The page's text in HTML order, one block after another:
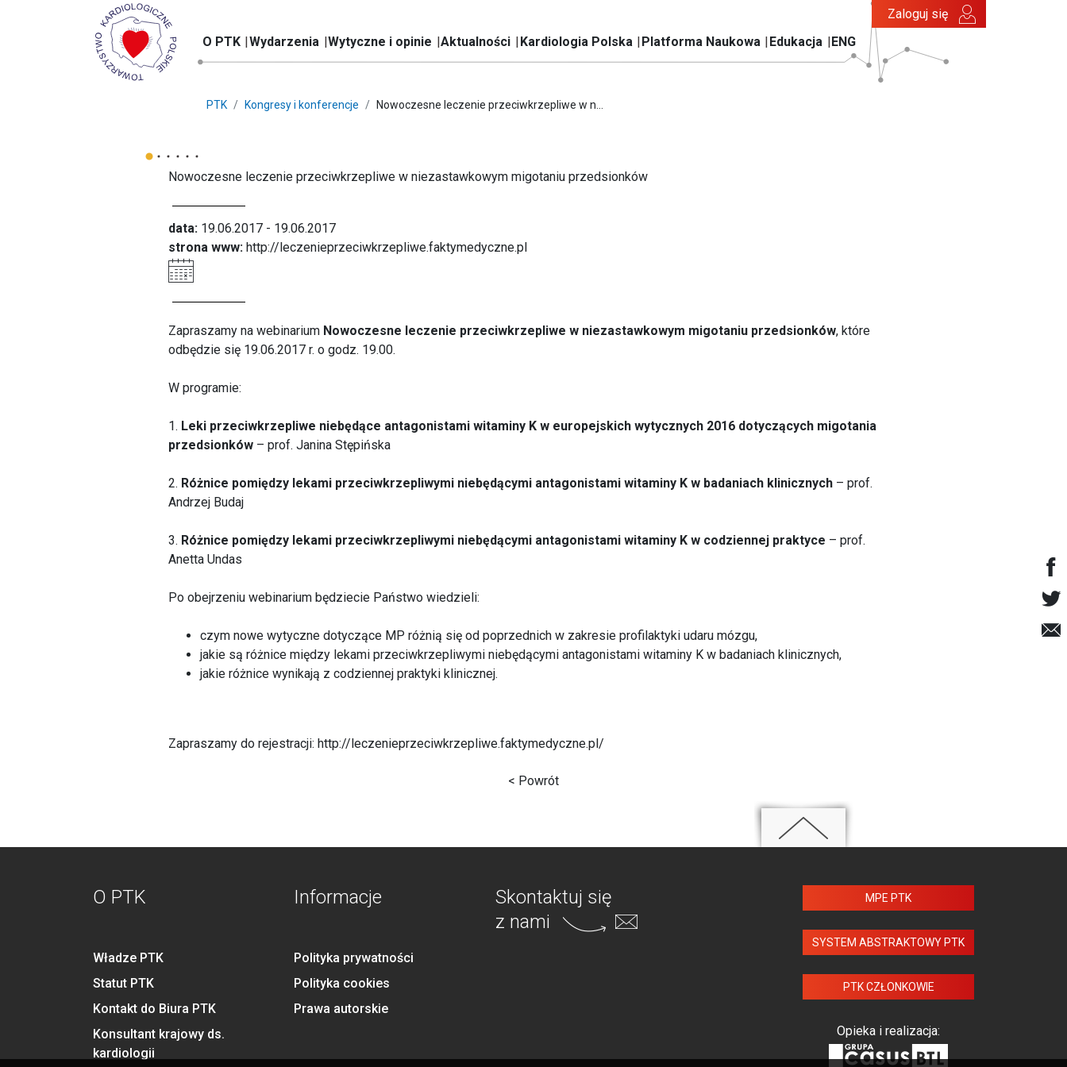
O PTK Wydarzenia Wytyczne i opinie Aktualności Kardiologia Polska Platforma Naukowa Edukacja ENG
Zaloguj się
PTK Kongresy i konferencje Nowoczesne leczenie przeciwkrzepliwe w n...
Nowoczesne leczenie przeciwkrzepliwe w niezastawkowym migotaniu przedsionków
data: 19.06.2017 - 19.06.2017
strona www: http://leczenieprzeciwkrzepliwe.faktymedyczne.pl
Zapraszamy na webinarium Nowoczesne leczenie przeciwkrzepliwe w niezastawkowym migotaniu przedsionków, które
odbędzie się 19.06.2017 r. o godz. 19.00.
W programie:
1. Leki przeciwkrzepliwe niebędące antagonistami witaminy K w europejskich wytycznych 2016 dotyczących migotania
przedsionków – prof. Janina Stępińska
2. Różnice pomiędzy lekami przeciwkrzepliwymi niebędącymi antagonistami witaminy K w badaniach klinicznych – prof.
Andrzej Budaj
3. Różnice pomiędzy lekami przeciwkrzepliwymi niebędącymi antagonistami witaminy K w codziennej praktyce – prof.
Anetta Undas
Po obejrzeniu webinarium będziecie Państwo wiedzieli:
czym nowe wytyczne dotyczące MP różnią się od poprzednich w zakresie profilaktyki udaru mózgu,
jakie są różnice między lekami przeciwkrzepliwymi niebędącymi antagonistami witaminy K w badaniach klinicznych,
jakie różnice wynikają z codziennej praktyki klinicznej.
Zapraszamy do rejestracji: http://leczenieprzeciwkrzepliwe.faktymedyczne.pl/
< Powrót
O PTK
Władze PTK
Statut PTK
Kontakt do Biura PTK
Konsultant krajowy ds.
kardiologii
Informacje
Polityka prywatności
Polityka cookies
Prawa autorskie
Skontaktuj się
z nami
MPE PTK
SYSTEM ABSTRAKTOWY PTK
PTK CZŁONKOWIE
Opieka i realizacja: